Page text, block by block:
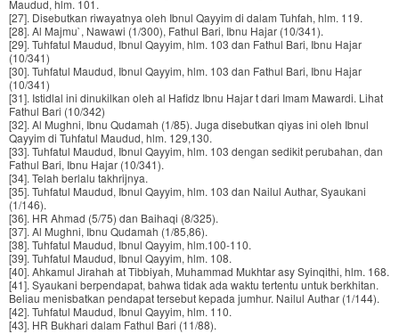
Maudud, hlm. 101.
[27]. Disebutkan riwayatnya oleh Ibnul Qayyim di dalam Tuhfah, hlm. 119.
[28]. Al Majmu`, Nawawi (1/300), Fathul Bari, Ibnu Hajar (10/341).
[29]. Tuhfatul Maudud, Ibnul Qayyim, hlm. 103 dan Fathul Bari, Ibnu Hajar
(10/341)
[30]. Tuhfatul Maudud, Ibnul Qayyim, hlm. 103 dan Fathul Bari, Ibnu Hajar
(10/341)
[31]. Istidlal ini dinukilkan oleh al Hafidz Ibnu Hajar t dari Imam Mawardi. Lihat
Fathul Bari (10/342)
[32]. Al Mughni, Ibnu Qudamah (1/85). Juga disebutkan qiyas ini oleh Ibnul
Qayyim di Tuhfatul Maudud, hlm. 129,130.
[33]. Tuhfatul Maudud, Ibnul Qayyim, hlm. 103 dengan sedikit perubahan, dan
Fathul Bari, Ibnu Hajar (10/341).
[34]. Telah berlalu takhrijnya.
[35]. Tuhfatul Maudud, Ibnul Qayyim, hlm. 103 dan Nailul Authar, Syaukani
(1/146).
[36]. HR Ahmad (5/75) dan Baihaqi (8/325).
[37]. Al Mughni, Ibnu Qudamah (1/85,86).
[38]. Tuhfatul Maudud, Ibnul Qayyim, hlm.100-110.
[39]. Tuhfatul Maudud, Ibnul Qayyim, hlm. 108.
[40]. Ahkamul Jirahah at Tibbiyah, Muhammad Mukhtar asy Syinqithi, hlm. 168.
[41]. Syaukani berpendapat, bahwa tidak ada waktu tertentu untuk berkhitan.
Beliau menisbatkan pendapat tersebut kepada jumhur. Nailul Authar (1/144).
[42]. Tuhfatul Maudud, Ibnul Qayyim, hlm. 110.
[43]. HR Bukhari dalam Fathul Bari (11/88).